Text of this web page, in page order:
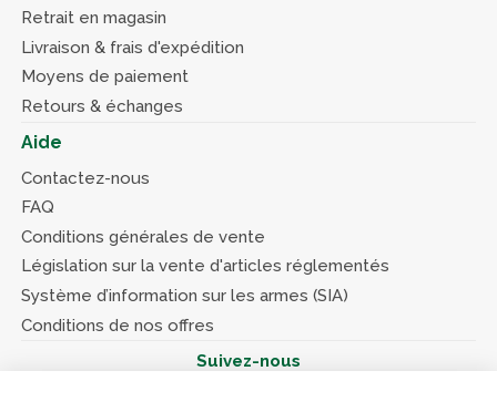
Retrait en magasin
Livraison & frais d'expédition
Moyens de paiement
Retours & échanges
Aide
Contactez-nous
FAQ
Conditions générales de vente
Législation sur la vente d'articles réglementés
Système d’information sur les armes (SIA)
Conditions de nos offres
Suivez-nous